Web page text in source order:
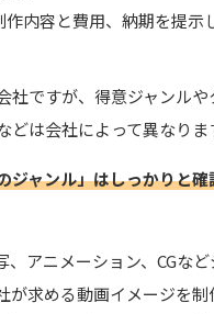
内容と費用、納期を提示
社ですが、得意ジャンルや
どは会社によって異なりま
ジャンル」はしっかりと確
、アニメーション、CGな
が求める動画イメージを制